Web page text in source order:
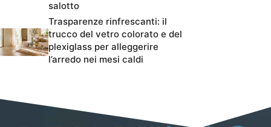
salotto
Trasparenze rinfrescanti: il
trucco del vetro colorato e del
plexiglass per alleggerire
l’arredo nei mesi caldi